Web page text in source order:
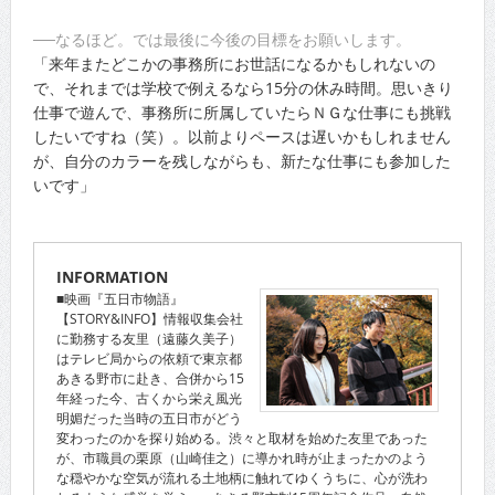
──なるほど。では最後に今後の目標をお願いします。
「来年またどこかの事務所にお世話になるかもしれないの
で、それまでは学校で例えるなら15分の休み時間。思いきり
仕事で遊んで、事務所に所属していたらＮＧな仕事にも挑戦
したいですね（笑）。以前よりペースは遅いかもしれません
が、自分のカラーを残しながらも、新たな仕事にも参加した
いです」
INFORMATION
■映画『五日市物語』
【STORY&INFO】情報収集会社
に勤務する友里（遠藤久美子）
はテレビ局からの依頼で東京都
あきる野市に赴き、合併から15
年経った今、古くから栄え風光
明媚だった当時の五日市がどう
変わったのかを探り始める。渋々と取材を始めた友里であった
が、市職員の栗原（山崎佳之）に導かれ時が止まったかのよう
な穏やかな空気が流れる土地柄に触れてゆくうちに、心が洗わ